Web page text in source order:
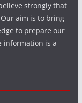
strongly that
aim is to bring
to prepare our
information is a